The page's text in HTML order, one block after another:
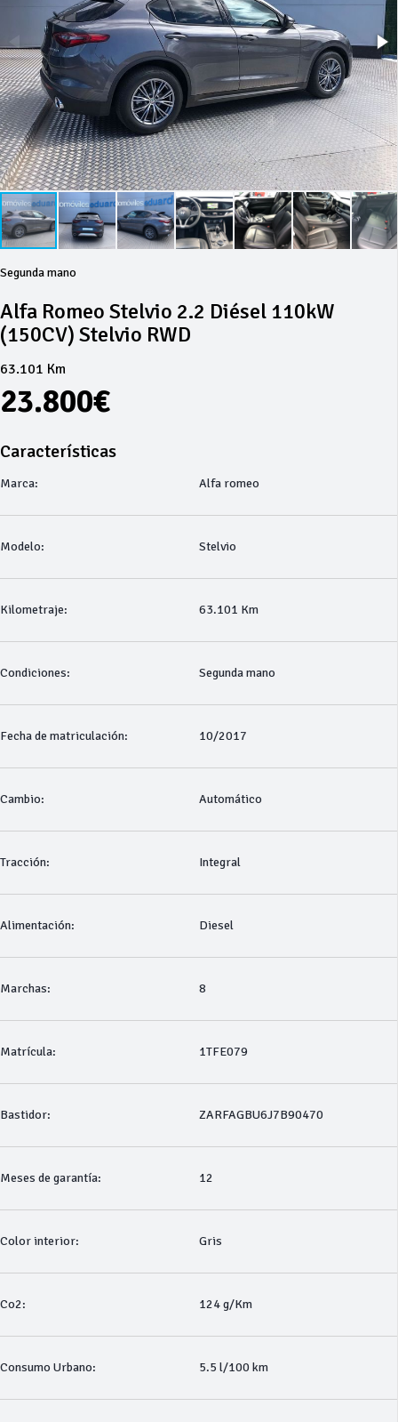
Segunda mano
Alfa Romeo Stelvio 2.2 Diésel 110kW
(150CV) Stelvio RWD
63.101 Km
23.800€
Características
Marca: Alfa romeo
Modelo: Stelvio
Kilometraje: 63.101 Km
Condiciones: Segunda mano
Fecha de matriculación: 10/2017
Cambio: Automático
Tracción: Integral
Alimentación: Diesel
Marchas: 8
Matrícula: 1TFE079
Bastidor: ZARFAGBU6J7B90470
Meses de garantía: 12
Color interior: Gris
Co2: 124 g/Km
Consumo Urbano: 5.5 l/100 km